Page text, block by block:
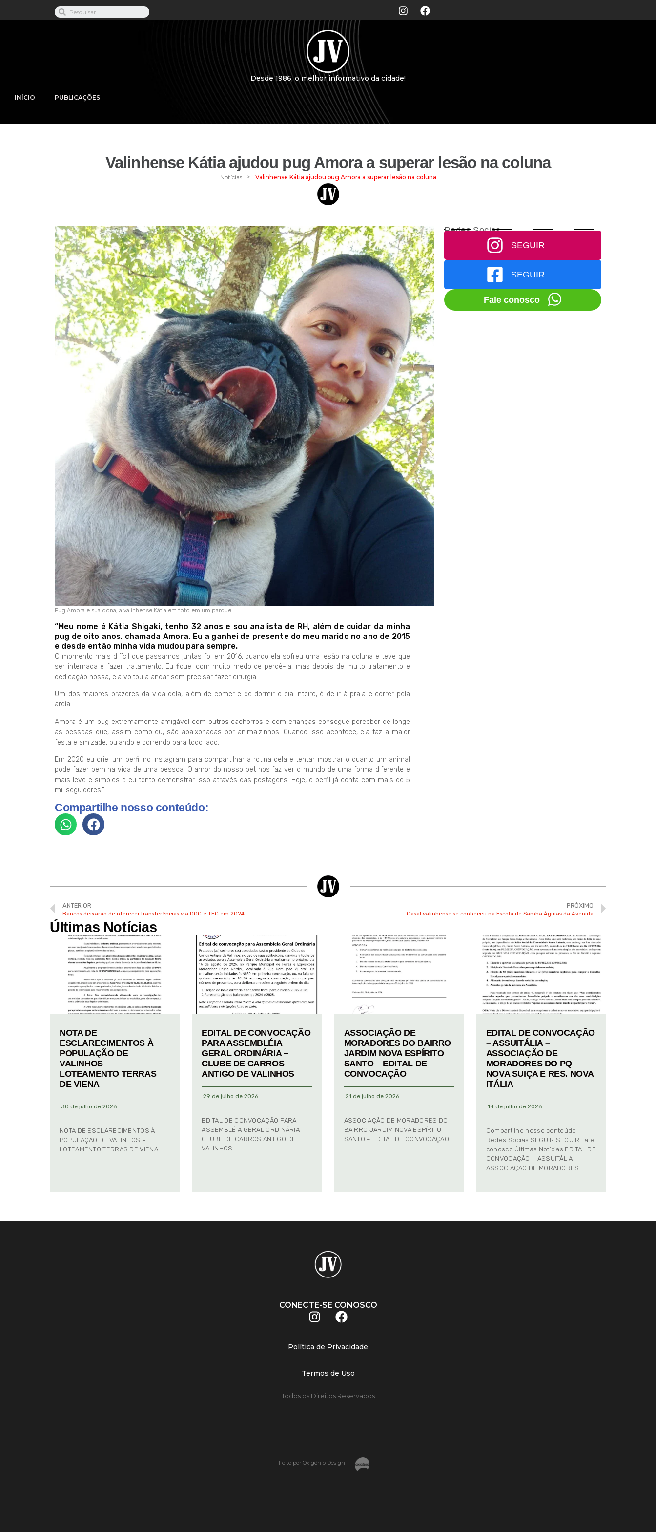
Desde 1986, o melhor informativo da cidade!
INÍCIO PUBLICAÇÕES
Valinhense Kátia ajudou pug Amora a superar lesão na coluna
Notícias > Valinhense Kátia ajudou pug Amora a superar lesão na coluna
Pug Amora e sua dona, a valinhense Kátia em foto em um parque
“Meu nome é Kátia Shigaki, tenho 32 anos e sou analista de RH, além de cuidar da minha
pug de oito anos, chamada Amora. Eu a ganhei de presente do meu marido no ano de 2015
e desde então minha vida mudou para sempre.
O momento mais difícil que passamos juntas foi em 2016, quando ela sofreu uma lesão na coluna e teve que
ser internada e fazer tratamento. Eu fiquei com muito medo de perdê-la, mas depois de muito tratamento e
dedicação nossa, ela voltou a andar sem precisar fazer cirurgia.
Um dos maiores prazeres da vida dela, além de comer e de dormir o dia inteiro, é de ir à praia e correr pela
areia.
Amora é um pug extremamente amigável com outros cachorros e com crianças consegue perceber de longe
as pessoas que, assim como eu, são apaixonadas por animaizinhos. Quando isso acontece, ela faz a maior
festa e amizade, pulando e correndo para todo lado.
Em 2020 eu criei um perfil no Instagram para compartilhar a rotina dela e tentar mostrar o quanto um animal
pode fazer bem na vida de uma pessoa. O amor do nosso pet nos faz ver o mundo de uma forma diferente e
mais leve e simples e eu tento demonstrar isso através das postagens. Hoje, o perfil já conta com mais de 5
mil seguidores.”
Compartilhe nosso conteúdo:
Redes Socias
SEGUIR
SEGUIR
Fale conosco
ANTERIOR
Bancos deixarão de oferecer transferências via DOC e TEC em 2024
PRÓXIMO
Casal valinhense se conheceu na Escola de Samba Águias da Avenida
Últimas Notícias
NOTA DE
ESCLARECIMENTOS À
POPULAÇÃO DE
VALINHOS –
LOTEAMENTO TERRAS
DE VIENA
30 de julho de 2026
NOTA DE ESCLARECIMENTOS À
POPULAÇÃO DE VALINHOS –
LOTEAMENTO TERRAS DE VIENA
EDITAL DE CONVOCAÇÃO
PARA ASSEMBLÉIA
GERAL ORDINÁRIA –
CLUBE DE CARROS
ANTIGO DE VALINHOS
29 de julho de 2026
EDITAL DE CONVOCAÇÃO PARA
ASSEMBLÉIA GERAL ORDINÁRIA –
CLUBE DE CARROS ANTIGO DE
VALINHOS
ASSOCIAÇÃO DE
MORADORES DO BAIRRO
JARDIM NOVA ESPÍRITO
SANTO – EDITAL DE
CONVOCAÇÃO
21 de julho de 2026
ASSOCIAÇÃO DE MORADORES DO
BAIRRO JARDIM NOVA ESPÍRITO
SANTO – EDITAL DE CONVOCAÇÃO
EDITAL DE CONVOCAÇÃO
– ASSUITÁLIA –
ASSOCIAÇÃO DE
MORADORES DO PQ
NOVA SUIÇA E RES. NOVA
ITÁLIA
14 de julho de 2026
Compartilhe nosso conteúdo:
Redes Socias SEGUIR SEGUIR Fale
conosco Últimas Notícias EDITAL DE
CONVOCAÇÃO – ASSUITÁLIA –
ASSOCIAÇÃO DE MORADORES …
CONECTE-SE CONOSCO
Política de Privacidade
Termos de Uso
Todos os Direitos Reservados
Feito por Oxigênio Design